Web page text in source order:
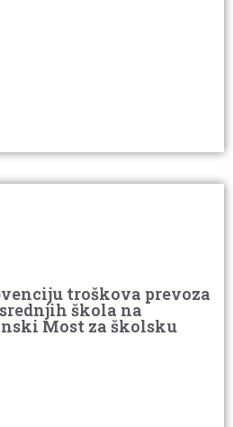
troškova prevoza
škola na
Most za školsku